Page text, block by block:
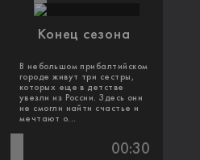
Конец сезона
В небольшом прибалтийском
городе живут три сестры,
которых еще в детстве
увезли из России. Здесь они
не смогли найти счастье и
мечтают о...
00:30